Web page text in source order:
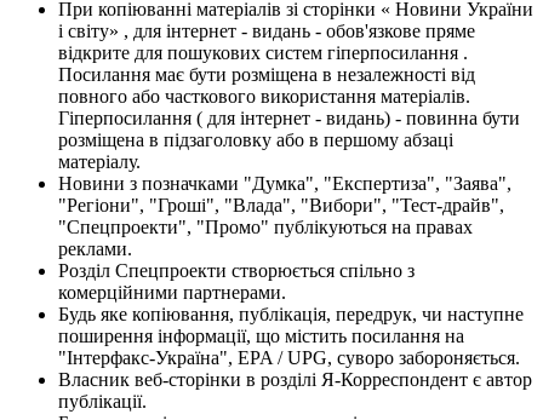
При копіюванні матеріалів зі сторінки « Новини України
і світу» , для інтернет - видань - обов'язкове пряме
відкрите для пошукових систем гіперпосилання .
Посилання має бути розміщена в незалежності від
повного або часткового використання матеріалів.
Гіперпосилання ( для інтернет - видань) - повинна бути
розміщена в підзаголовку або в першому абзаці
матеріалу.
Новини з позначками "Думка", "Експертиза", "Заява",
"Регіони", "Гроші", "Влада", "Вибори", "Тест-драйв",
"Спецпроекти", "Промо" публікуються на правах
реклами.
Розділ Спецпроекти створюється спільно з
комерційними партнерами.
Будь яке копіювання, публікація, передрук, чи наступне
поширення інформації, що містить посилання на
"Інтерфакс-Україна", EPA / UPG, суворо забороняється.
Власник веб-сторінки в розділі Я-Корреспондент є автор
публікації.